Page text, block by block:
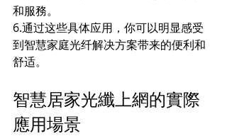
和服務。
6.通过这些具体应用，你可以明显感受
到智慧家庭光纤解决方案带来的便利和
舒适。
智慧居家光纖上網的實際
應用場景